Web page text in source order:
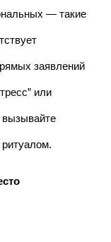
— такие
заявлений
или
вызывайте